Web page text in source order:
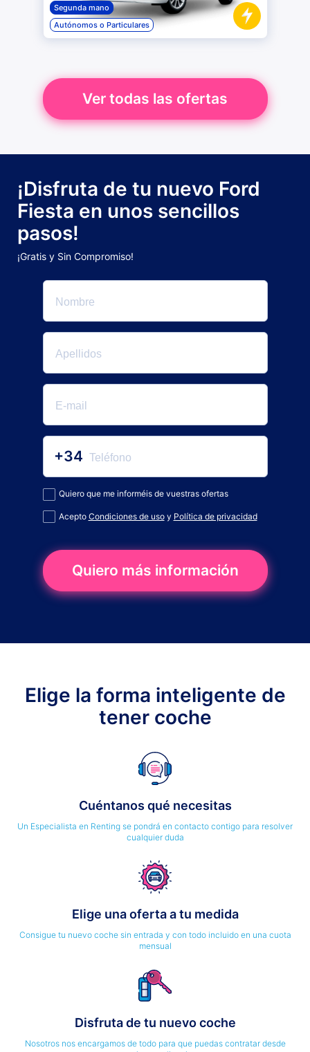
Segunda mano
Autónomos o Particulares
Ver todas las ofertas
¡Disfruta de tu nuevo Ford
Fiesta en unos sencillos
pasos!
¡Gratis y Sin Compromiso!
+34
Quiero que me informéis de vuestras ofertas
Acepto Condiciones de usoy Política de privacidad
Quiero más información
Elige la forma inteligente de
tener coche
Cuéntanos qué necesitas
Un Especialista en Renting se pondrá en contacto contigo para resolver
cualquier duda
Elige una oferta a tu medida
Consigue tu nuevo coche sin entrada y con todo incluido en una cuota
mensual
Disfruta de tu nuevo coche
Nosotros nos encargamos de todo para que puedas contratar desde